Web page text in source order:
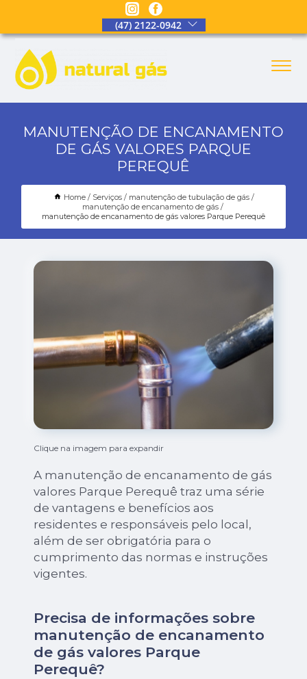
(47) 2122-0942
MANUTENÇÃO DE ENCANAMENTO
DE GÁS VALORES PARQUE
PEREQUÊ
Home Serviços
manutenção de tubulação de gás
manutenção de encanamento de gás
manutenção de encanamento de gás valores Parque Perequê
Clique na imagem para expandir
A manutenção de encanamento de gás
valores Parque Perequê traz uma série
de vantagens e benefícios aos
residentes e responsáveis pelo local,
além de ser obrigatória para o
cumprimento das normas e instruções
vigentes.
Precisa de informações sobre
manutenção de encanamento
de gás valores Parque
Perequê?